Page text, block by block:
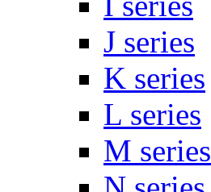
J series
K series
L series
M series